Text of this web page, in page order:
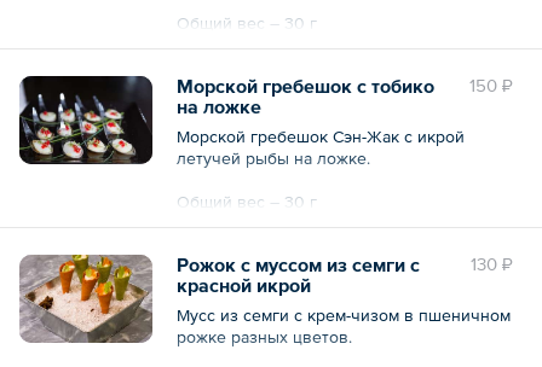
Общий вес – 30 г
150 ₽
Морской гребешок с тобико
на ложке
Морской гребешок Сэн-Жак с икрой
летучей рыбы на ложке.
Общий вес – 30 г
130 ₽
Рожок с муссом из семги с
красной икрой
Мусс из семги с крем-чизом в пшеничном
рожке разных цветов.